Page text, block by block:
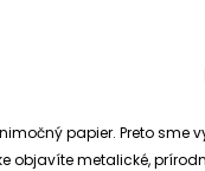
papier. Preto
objavíte metalické,